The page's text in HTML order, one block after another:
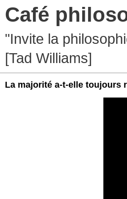
Café
"Invite la
[Tad Williams]
La majorité a-t-elle toujours